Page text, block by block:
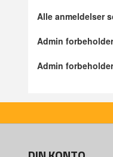
Alle anmeldelser
Admin
Admin